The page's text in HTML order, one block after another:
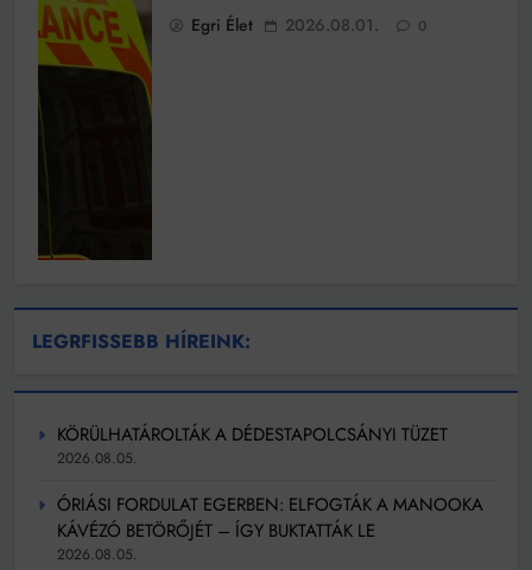
Egri Élet 2026.08.01. 0
LEGRFISSEBB HÍREINK:
KÖRÜLHATÁROLTÁK A DÉDESTAPOLCSÁNYI TÜZET
2026.08.05.
ÓRIÁSI FORDULAT EGERBEN: ELFOGTÁK A MANOOKA
KÁVÉZÓ BETÖRŐJÉT – ÍGY BUKTATTÁK LE
2026.08.05.